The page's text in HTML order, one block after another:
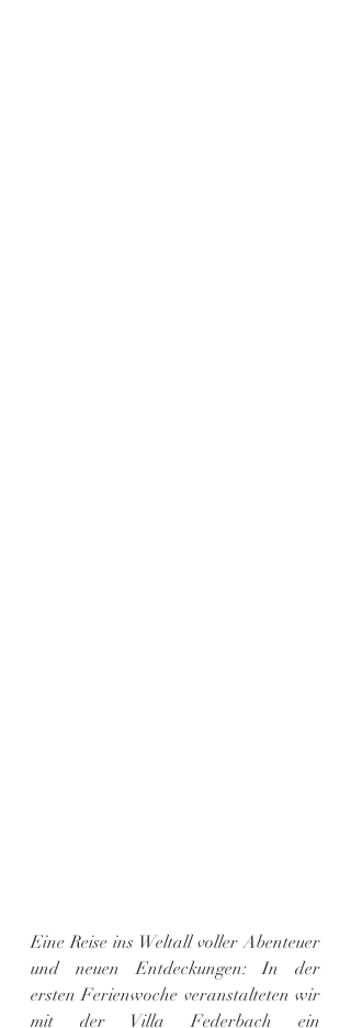
Eine Reise ins Weltall voller Abenteuer
und neuen Entdeckungen: In der
ersten Ferienwoche veranstalteten wir
mit der Villa Federbach ein